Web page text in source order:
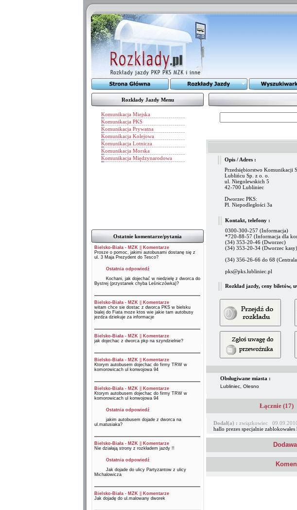
Rozkłady Jazdy Menu
Komunikacja Miejska
Komunikacja PKS
Komunikacja Prywatna
Komunikacja Kolejowa
Komunikacja Lotnicza
Komunikacja Morska
Komunikacja Międzynarodowa
Ostatnie komentarze/pytania
Bielsko-Biała - MZK||
Komentarze
Prosze o pomoc, jakimi autobusami dostanę się z
ul. 3 Maja Prezydent do Tesco?
Ostatnia odpowiedź
Kochani, jak dojechać w niedzielę z dworca do
Bystrej (przystanek chyba Leśniczówka)?
Bielsko-Biała - MZK||
Komentarze
witam chce sie dostac z dworca PKS w bielsku
bialej do Fiata moze ktos wie jakie tam autobusy
jezdza dziekuje za informacje
Bielsko-Biała - MZK||
Komentarze
jak dojechac z dworca pkp na szyndzielnie?
Bielsko-Biała - MZK||
Komentarze
Ktorym autobusem dojechac do firmy TRW w
komorowicach ul konwojowa 94
Bielsko-Biała - MZK||
Komentarze
Ktorym autobusem dojechac do firmy TRW w
komorowicach ul konwojowa 94
Ostatnia odpowiedź
jakim autobusem dojade z dworca na
ul.matusiaka?
Bielsko-Biała - MZK||
Komentarze
Nie działają strony z rozkładem jazdy !!
Ostatnia odpowiedź
Jak dojade do ulicy Partyzantow z ulicy
Michalowicza
Bielsko-Biała - MZK||
Komentarze
Jak dojadę do ul.malowany dworek
Opis / Adres :
Przedsiębiorstwo Komunikacji
Lublińcu Sp. z o. o.
ul. Niegolewskich 5
42-700 Lubliniec
Dworzec PKS:
Pl. Niepodległości 3a
Kontakt, telefony :
0300-300-257 (Informacja)
*720-88-57 (Informacja dla
(34) 353-20-46 (Dworzec)
(34) 353-20-34 (Dworzec kasy)
(34) 356-26-66 do 68
pks@pks.lubliniec.pl
Rozkład jazdy, ceny biletów,
Obsługiwane miasta :
Lubliniec, Olesno
Łącznie (17)
Dodał(a) : związkowiec
hallo prezes specjalnie zablokowałes